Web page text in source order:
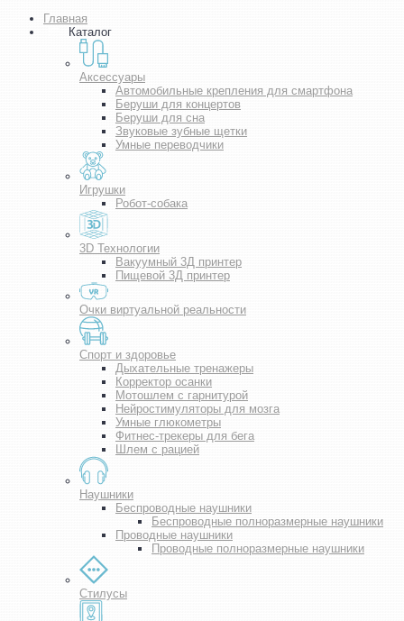
Главная
Каталог
Аксессуары
Автомобильные крепления для смартфона
Беруши для концертов
Беруши для сна
Звуковые зубные щетки
Умные переводчики
Игрушки
Робот-собака
3D Технологии
Вакуумный 3Д принтер
Пищевой 3Д принтер
Очки виртуальной реальности
Спорт и здоровье
Дыхательные тренажеры
Корректор осанки
Мотошлем с гарнитурой
Нейростимуляторы для мозга
Умные глюкометры
Фитнес-трекеры для бега
Шлем с рацией
Наушники
Беспроводные наушники
Беспроводные полноразмерные наушники
Проводные наушники
Проводные полноразмерные наушники
Стилусы